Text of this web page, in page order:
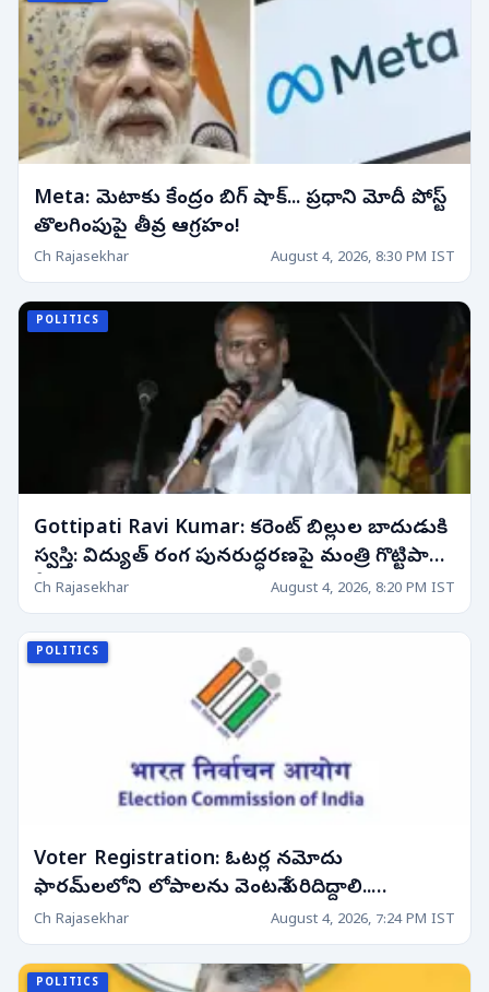
Meta: మెటాకు కేంద్రం బిగ్ షాక్... ప్రధాని మోదీ పోస్ట్
తొలగింపుపై తీవ్ర ఆగ్రహం!
Ch Rajasekhar August 4, 2026, 8:30 PM IST
POLITICS
Gottipati Ravi Kumar: కరెంట్ బిల్లుల బాదుడుకి
స్వస్తి: విద్యుత్ రంగ పునరుద్ధరణపై మంత్రి గొట్టిపాటి
కీలక వ్యాఖ్యలు!
Ch Rajasekhar August 4, 2026, 8:20 PM IST
POLITICS
Voter Registration: ఓటర్ల నమోదు
ఫారమ్‌లలోని లోపాలను వెంటనే సరిదిద్దాలి..
అధికారులకు తెలంగాణ సీఈఓ ఆదేశాలు!
Ch Rajasekhar August 4, 2026, 7:24 PM IST
POLITICS